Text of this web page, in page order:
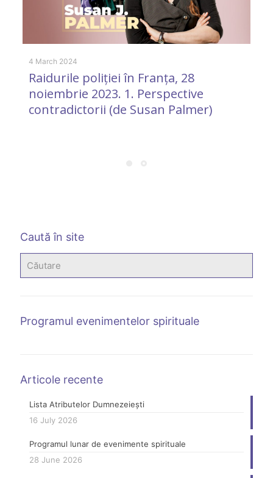
4 March 2024
Raidurile poliției în Franța, 28
noiembrie 2023. 1. Perspective
contradictorii (de Susan Palmer)
Caută în site
Programul evenimentelor spirituale
Articole recente
Lista Atributelor Dumnezeiești
16 July 2026
Programul lunar de evenimente spirituale
28 June 2026